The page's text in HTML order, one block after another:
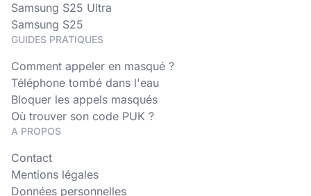
Samsung S25 Ultra
Samsung S25
GUIDES PRATIQUES
Comment appeler en masqué ?
Téléphone tombé dans l'eau
Bloquer les appels masqués
Où trouver son code PUK ?
A PROPOS
Contact
Mentions légales
Données personnelles